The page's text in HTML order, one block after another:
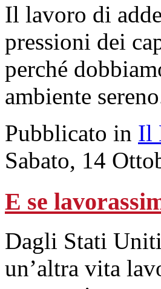
Il lavoro di
pressioni dei
perché
ambiente
Pubblicato in Il
Sabato, 14
E se
Dagli Stati
un’altra vita